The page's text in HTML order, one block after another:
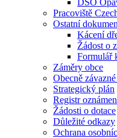
Pracoviště
Ostatní
Kácení
Žádost o
Formulář
Záměry obce
Obecně
Strategický plán
Registr
Žádosti o dotace
Důležité odkazy
Ochrana